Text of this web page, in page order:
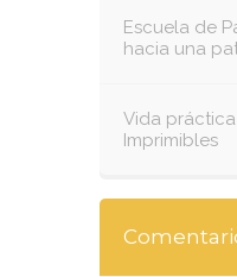
Escuela de
hacia una
Vida
Imprimibles